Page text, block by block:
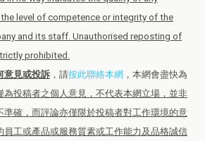
level of competence or integrity of the
and its staff. Unauthorised reposting of
prohibited.
意見或投訴 ，請按此聯絡本網 ，本網會盡快為
為投稿者之個人意見，不代表本網立場，並非
準確，而評論亦僅限於投稿者對工作環境的意
員工或產品或服務質素或工作能力及品格誠信